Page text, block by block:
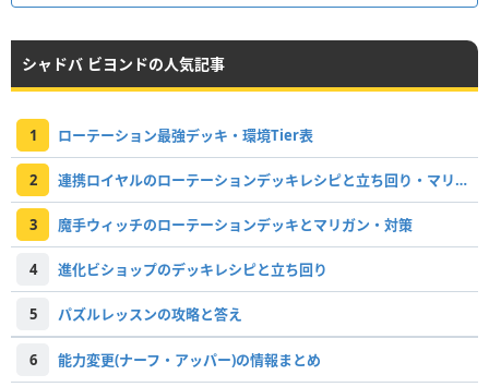
シャドバ ビヨンドの人気記事
1 ローテーション最強デッキ・環境Tier表
2 連携ロイヤルのローテーションデッキレシピと立ち回り・マリガン
3 魔手ウィッチのローテーションデッキとマリガン・対策
4 進化ビショップのデッキレシピと立ち回り
5 パズルレッスンの攻略と答え
6 能力変更(ナーフ・アッパー)の情報まとめ